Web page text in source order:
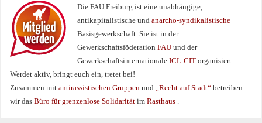
Die FAU Freiburg ist eine un­abhängige,
antikapitalistische undanarcho-syndikalistische
Basisgewerkschaft. Sie ist in der
GewerkschaftsföderationFAUund der
Gewerkschaftsinternationale ICL-CITorganisiert.
Werdet aktiv, bringt euch ein, tretet bei!
Zusammen mitantirassistischen Gruppenund „Recht auf Stadt“betreiben
wir dasBüro für grenzenlose SolidaritätimRasthaus